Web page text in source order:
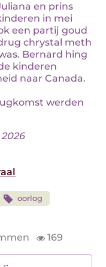
en prins
in mei
een partij goud
chrystal meth
Bernard hing
kinderen
naar Canada.
werden
oorlog
169